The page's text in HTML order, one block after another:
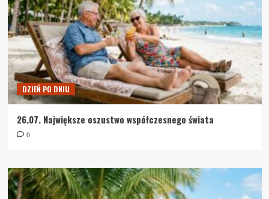
DZIEŃ PO DNIU
26.07. Największe oszustwo współczesnego świata
0